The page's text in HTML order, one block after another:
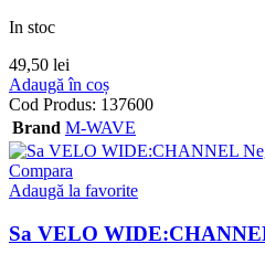
In stoc
49,50 lei
Adaugă în coș
Cod Produs: 137600
Brand M-WAVE
Compara
Adaugă la favorite
Sa VELO